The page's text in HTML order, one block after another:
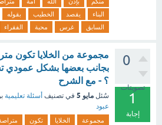
البناء
يقصد الخطيب
بقوله
السابق
غرس محبة الفقراء
0
تصويتات
1
إجابة
مجموعة من الخلايا تكون
بجانب بعضها بشكل عمودي
؟ - مع الشرح
سُئل مايو 5 في تصنيف أسئلة تعليمية
عبود
مجموعة الخلايا تكون